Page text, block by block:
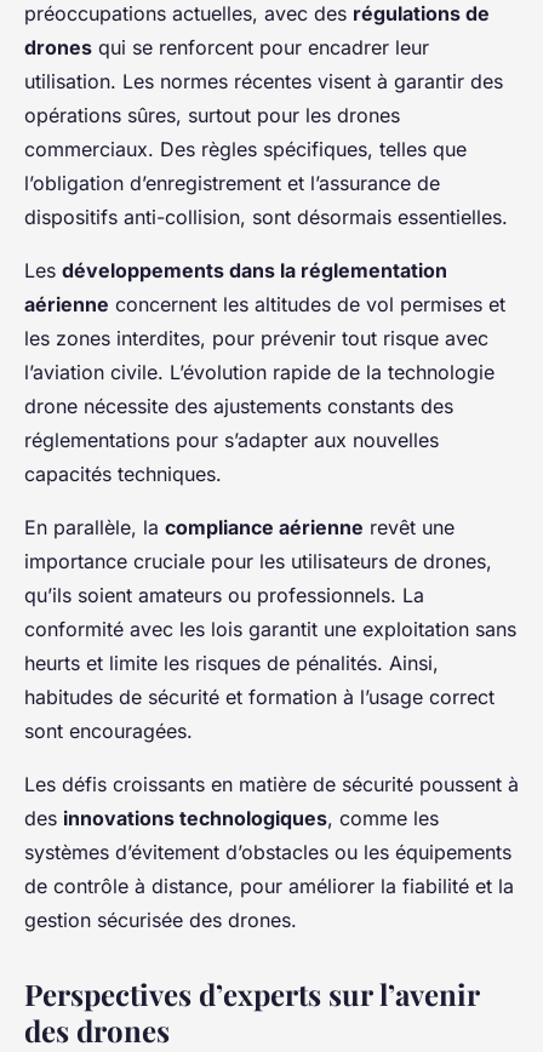
préoccupations actuelles, avec des régulations de
drones qui se renforcent pour encadrer leur
utilisation. Les normes récentes visent à garantir des
opérations sûres, surtout pour les drones
commerciaux. Des règles spécifiques, telles que
l’obligation d’enregistrement et l’assurance de
dispositifs anti-collision, sont désormais essentielles.
Les développements dans la réglementation
aérienne concernent les altitudes de vol permises et
les zones interdites, pour prévenir tout risque avec
l’aviation civile. L’évolution rapide de la technologie
drone nécessite des ajustements constants des
réglementations pour s’adapter aux nouvelles
capacités techniques.
En parallèle, la compliance aérienne revêt une
importance cruciale pour les utilisateurs de drones,
qu’ils soient amateurs ou professionnels. La
conformité avec les lois garantit une exploitation sans
heurts et limite les risques de pénalités. Ainsi,
habitudes de sécurité et formation à l’usage correct
sont encouragées.
Les défis croissants en matière de sécurité poussent à
des innovations technologiques, comme les
systèmes d’évitement d’obstacles ou les équipements
de contrôle à distance, pour améliorer la fiabilité et la
gestion sécurisée des drones.
Perspectives d’experts sur l’avenir
des drones